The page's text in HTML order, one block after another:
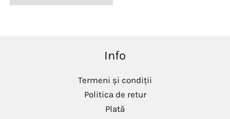
Info
Termeni și condiții
Politica de retur
Plată